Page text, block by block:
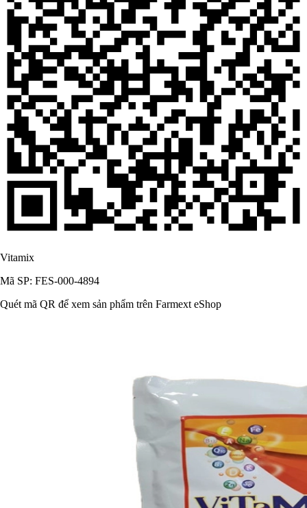
Vitamix
Mã SP: FES-000-4894
Quét mã QR để xem sản phẩm trên Farmext eShop